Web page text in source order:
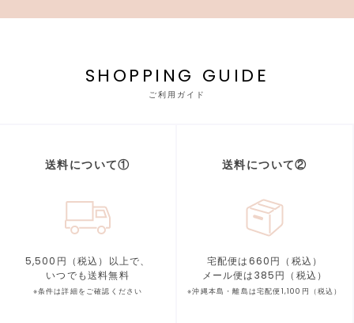
SHOPPING GUIDE
ご利用ガイド
送料について①
5,500円（税込）以上で、
いつでも送料無料
※条件は詳細をご確認ください
送料について②
宅配便は660円（税込）
メール便は385円（税込）
※沖縄本島・離島は宅配便1,100円（税込）